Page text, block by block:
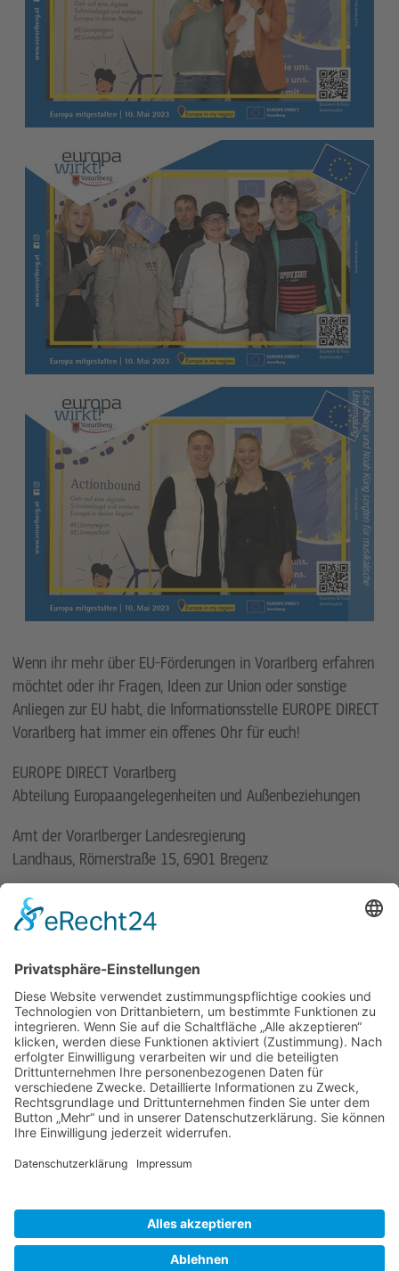
L
is
a
A
b
e
r
e
r
u
n
d
N
o
a
h
K
ü
n
g
s
o
r
g
t
e
n
f
ü
r
m
u
s
ik
a
lis
c
h
e
U
n
t
e
r
m
a
lu
n
g
Wenn ihr mehr über EU-Förderungen in Vorarlberg erfahren
möchtet oder ihr Fragen, Ideen zur Union oder sonstige
Anliegen zur EU habt, die Informationsstelle EUROPE DIRECT
Vorarlberg hat immer ein offenes Ohr für euch!
EUROPE DIRECT Vorarlberg
Abteilung Europaangelegenheiten und Außenbeziehungen
Amt der Vorarlberger Landesregierung
Landhaus, Römerstraße 15, 6901 Bregenz
Telefon: +43
europa[at]vorarlberg.at